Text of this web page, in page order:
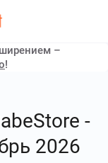
–
!
-
2026